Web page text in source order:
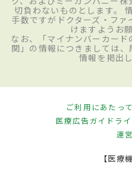
切負わないものとします。
手数ですがドクターズ・フ
けますようお
なお、「マイナンバーカー
関」の情報につきましては、
情報を掲出
ご利用にあたって
医療広告ガイドラ
運
【医療